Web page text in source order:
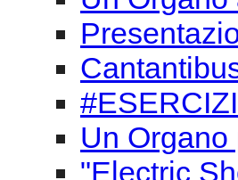
"Electric
2014
2013
2012